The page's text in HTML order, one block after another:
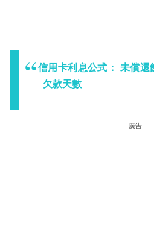
信用卡利息公式： 未償還
欠款天數
廣告